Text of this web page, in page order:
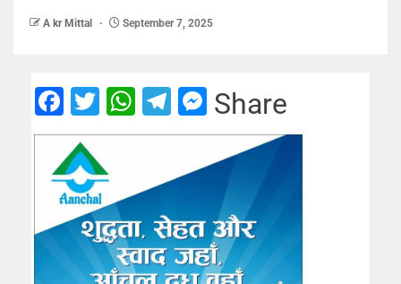
A kr Mittal September 7, 2025
Facebook
TwitterWhatsApp
Telegram
Messenger
Share